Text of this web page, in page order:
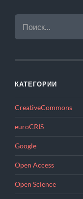
НАЙТИ:
КАТЕГОРИИ
CreativeCommons
euroCRIS
Google
Open Access
Open Science